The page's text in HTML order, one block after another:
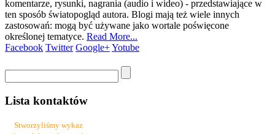
komentarze, rysunki, nagrania (audio i wideo) - przedstawiające w
ten sposób światopogląd autora. Blogi mają też wiele innych
zastosowań: mogą być używane jako wortale poświęcone
określonej tematyce. Read More...
Facebook Twitter Google+Yotube
Lista kontaktów
Stworzyliśmy wykaz